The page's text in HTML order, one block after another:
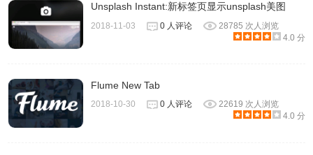
Unsplash Instant:新标签页显示unsplash美图
2018-11-03 0 人评论
28785 次人浏览
4.0 分
Flume New Tab
2018-10-30 0 人评论
22619 次人浏览
4.0 分